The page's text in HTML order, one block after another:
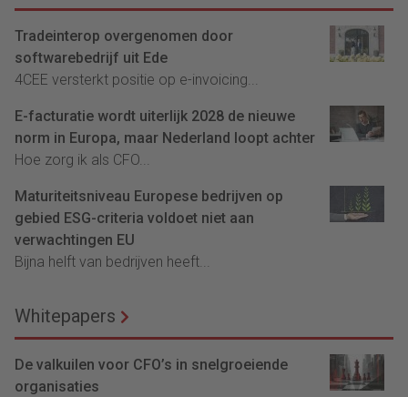
Tradeinterop overgenomen door
softwarebedrijf uit Ede
4CEE versterkt positie op e-invoicing...
E-facturatie wordt uiterlijk 2028 de nieuwe
norm in Europa, maar Nederland loopt achter
Hoe zorg ik als CFO...
Maturiteitsniveau Europese bedrijven op
gebied ESG-criteria voldoet niet aan
verwachtingen EU
Bijna helft van bedrijven heeft...
Whitepapers
De valkuilen voor CFO’s in snelgroeiende
organisaties